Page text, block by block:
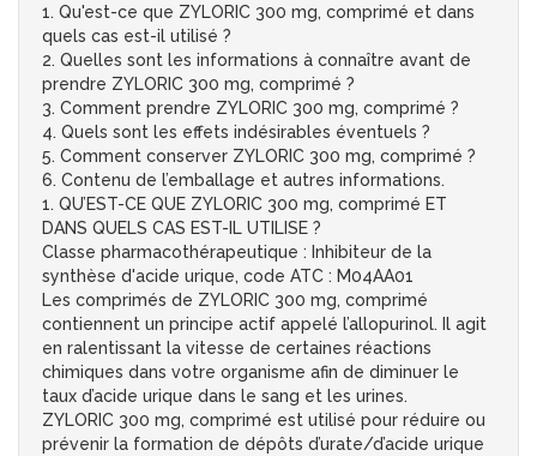
1. Qu'est-ce que ZYLORIC 300 mg, comprimé et dans
quels cas est-il utilisé ?
2. Quelles sont les informations à connaître avant de
prendre ZYLORIC 300 mg, comprimé ?
3. Comment prendre ZYLORIC 300 mg, comprimé ?
4. Quels sont les effets indésirables éventuels ?
5. Comment conserver ZYLORIC 300 mg, comprimé ?
6. Contenu de l’emballage et autres informations.
1. QU’EST-CE QUE ZYLORIC 300 mg, comprimé ET
DANS QUELS CAS EST-IL UTILISE ?
Classe pharmacothérapeutique : Inhibiteur de la
synthèse d'acide urique, code ATC : M04AA01
Les comprimés de ZYLORIC 300 mg, comprimé
contiennent un principe actif appelé l’allopurinol. Il agit
en ralentissant la vitesse de certaines réactions
chimiques dans votre organisme afin de diminuer le
taux d’acide urique dans le sang et les urines.
ZYLORIC 300 mg, comprimé est utilisé pour réduire ou
prévenir la formation de dépôts d’urate/d’acide urique